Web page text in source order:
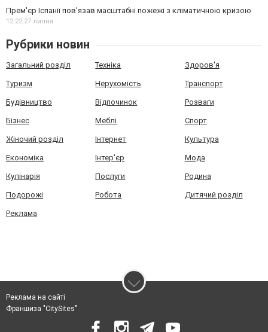
Прем'єр Іспанії пов'язав масштабні пожежі з кліматичною кризою
12:22,27 липня
Рубрики новин
Загальний розділ Техніка Здоров'я
Туризм Нерухомість Транспорт
Будівництво Відпочинок Розваги
Бізнес Меблі Спорт
Жіночий розділ Інтернет Культура
Економіка Інтер'єр Мода
Кулінарія Послуги Родина
Подорожі Робота Дитячий розділ
Реклама
Реклама на сайті
Франшиза "CitySites"